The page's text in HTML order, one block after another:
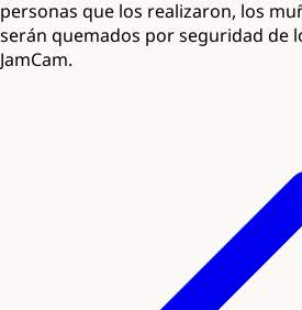
personas que los realizaron, los
serán quemados por seguridad de
JamCam.